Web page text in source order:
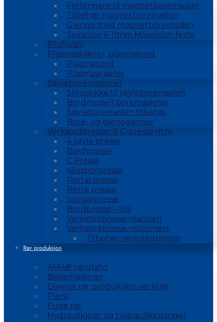
Forlengere til magnetboremaskin
Tilbehør magnetboremaskin
Gjenge med magnetboremaskin
Spiralbor 6-11mm M/weldon feste
Profilvals
Plasmaskjærer, plasmabord
Plasmabord
Plasmaskjærer
Søyleboremaskiner
Skrustikke til søyleboremaskin
Bordmodell boremaskiner
Søyleboremaskin tilbehør
Bore- og gjengearmer
Verkstedpresser & C-presse m.m
4 søyle presse
Bordpresse
C Presse
Kilesporpresse
Portal presse
Rette presse
Spesialpresse
Bordpresse – S16
Verkstedpresse manuell
Verkstedpresse motorisert
Tilbehør verkstedpresse
Rør produksjon
AMA® rørutstyr
Beisemaskiner
Diverse rør produksjon verktøy
Flens
Fuge rør
Hydraulikkrør og hydraulikkslanger